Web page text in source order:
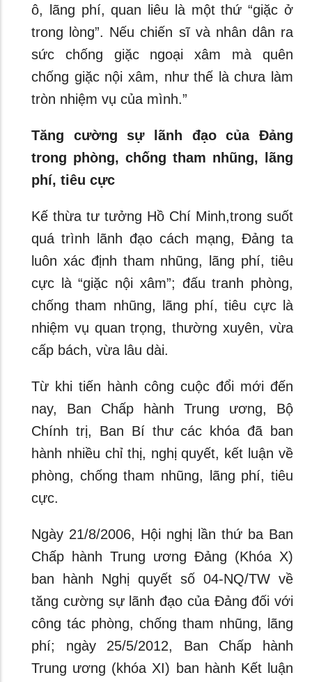
ô, lãng phí, quan liêu là một thứ “giặc ở
trong lòng”. Nếu chiến sĩ và nhân dân ra
sức chống giặc ngoại xâm mà quên
chống giặc nội xâm, như thế là chưa làm
tròn nhiệm vụ của mình.”
Tăng cường sự lãnh đạo của Đảng
trong phòng, chống tham nhũng, lãng
phí, tiêu cực
Kế thừa tư tưởng Hồ Chí Minh,trong suốt
quá trình lãnh đạo cách mạng, Đảng ta
luôn xác định tham nhũng, lãng phí, tiêu
cực là “giặc nội xâm”; đấu tranh phòng,
chống tham nhũng, lãng phí, tiêu cực là
nhiệm vụ quan trọng, thường xuyên, vừa
cấp bách, vừa lâu dài.
Từ khi tiến hành công cuộc đổi mới đến
nay, Ban Chấp hành Trung ương, Bộ
Chính trị, Ban Bí thư các khóa đã ban
hành nhiều chỉ thị, nghị quyết, kết luận về
phòng, chống tham nhũng, lãng phí, tiêu
cực.
Ngày 21/8/2006, Hội nghị lần thứ ba Ban
Chấp hành Trung ương Đảng (Khóa X)
ban hành Nghị quyết số 04-NQ/TW về
tăng cường sự lãnh đạo của Đảng đối với
công tác phòng, chống tham nhũng, lãng
phí; ngày 25/5/2012, Ban Chấp hành
Trung ương (khóa XI) ban hành Kết luận